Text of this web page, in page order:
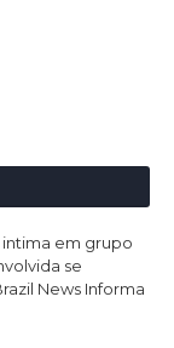
em grupo
se
News Informa